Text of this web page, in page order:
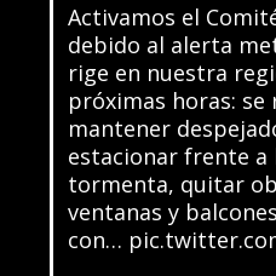
Activamos el
debido al alerta
rige en nuestra
próximas horas: se
mantener
estacionar frente a
tormenta, quitar
ventanas y
con…